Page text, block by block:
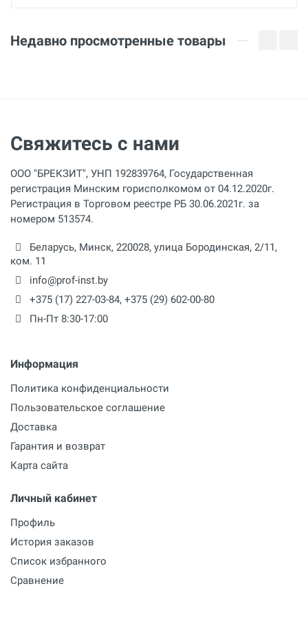
Недавно просмотренные товары
Свяжитесь с нами
ООО "БРЕКЗИТ", УНП 192839764, Государственная
регистрация Минским горисполкомом от 04.12.2020г.
Регистрация в Торговом реестре РБ 30.06.2021г. за
номером 513574.
Беларусь, Минск, 220028, улица Бородинская, 2/11,
ком. 11
info@prof-inst.by
+375 (17) 227-03-84, +375 (29) 602-00-80
Пн-Пт 8:30-17:00
Информация
Политика конфиденциальности
Пользовательское соглашение
Доставка
Гарантия и возврат
Карта сайта
Личный кабинет
Профиль
История заказов
Список избранного
Сравнение